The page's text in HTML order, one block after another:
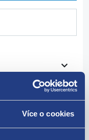
Více o cookies